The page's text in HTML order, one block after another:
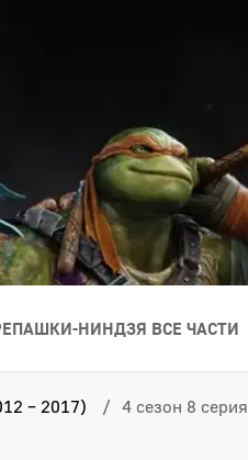
НИНДЗЯ ВСЕ ЧАСТИ
– 2017) 4 сезон 8 серия